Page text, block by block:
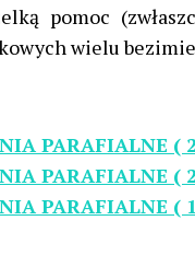
pomoc
wielu
PARAFIALNE (
PARAFIALNE (
PARAFIALNE (